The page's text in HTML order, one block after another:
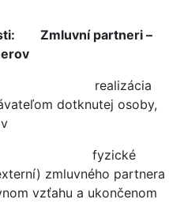
Zmluvní partneri –
realizácia
dotknutej osoby,
fyzické
zmluvného partnera
vzťahu a ukončenom